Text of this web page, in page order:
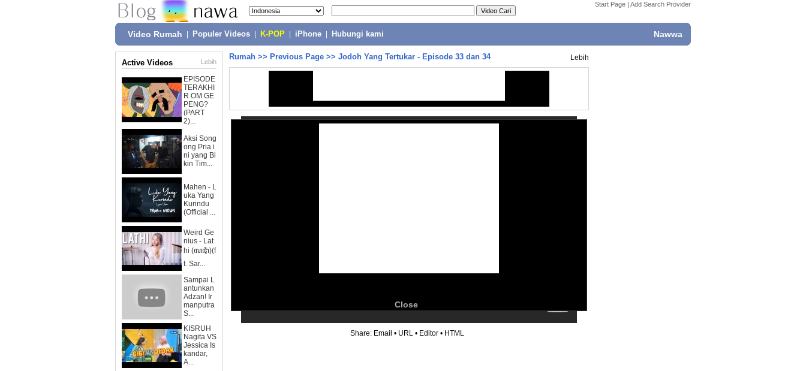
Start Page | Add Search Provider
Video Rumah Populer Videos K-POP iPhone Hubungi kami Nawwa
Active Videos Lebih
EPISODE
TERAKHI
R OM GE
PENG?
(PART
2)...
Aksi Song
ong Pria i
ni yang Bi
kin Tim...
Mahen - L
uka Yang
Kurindu
(Official ...
Weird Ge
nius - Lat
hi (ꦭꦛꦶ)(f
t. Sar...
Sampai L
antunkan
Adzan! Ir
manputra
S...
KISRUH
Nagita VS
Jessica Is
kandar,
A...
Rumah >> Previous Page >> Jodoh Yang Tertukar - Episode 33 dan 34 Lebih
Close
Share: Email • URL • Editor • HTML